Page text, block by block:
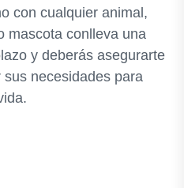
con cualquier animal,
mascota conlleva una
y deberás asegurarte
necesidades para